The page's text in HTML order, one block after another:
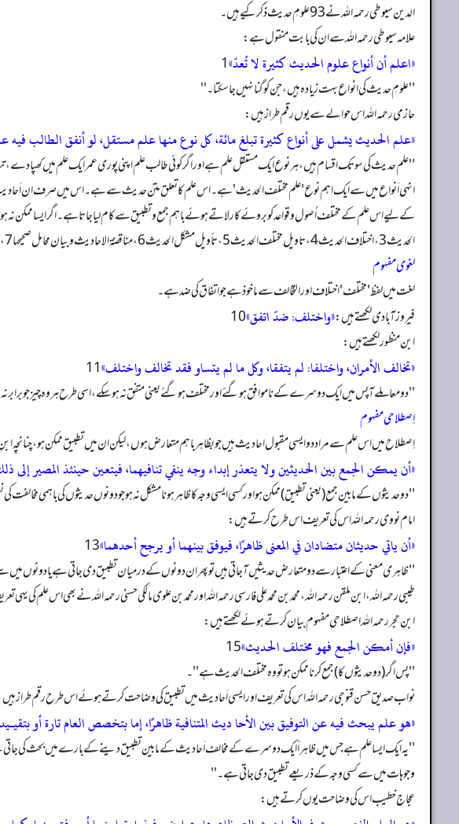
الدین سیوطی رحمہ الله نے 93 علومِ حدیث ذکر کیے ہیں۔
علامہ سیوطی رحمہ الله سے ان کی بابت منقول ہے:
«اعلم أن أنواع علوم الحدیث کثیرة لا تُعدّ»
'' علومِ حدیث کی انواع بہت زیادہ ہیں، جن کو گنانہیں جا سکتا۔ ''
حازمی رحمہ الله اس حوالے سے یوں رقم طراز ہیں:
«علم الحدیث یشمل علی أنواع کثیرة تبلغ مائة، کل نوع منھا علم مستقل، لو أنفق الطالب فیه
'' علم حدیث کی سو تک اقسام ہیں، ہر نوع ایک مستقل علم ہے اور اگر کوئی طالب علم اپنی پوری عمر ایک علم میں کھپا دے،
انہی اَنواع میں سے ایک اہم نوع 'علم مختلف الحدیث' ہے۔ اس علم کا تعلق متن حدیث سے ہے۔ اس میں صرف ان اَحا دیث کو
کے لیے اس علم کے مختلف اُصول و قواعد کو بروئے کار لاتے ہوئے باہم جمع و تطبیق سے کام لیا جاتا ہے۔ اگر ایسا ممکن
الحدیث3، اختلاف الحدیث4، تاویل مختلف الحدیث5، تأویل مشکل الحدیث6، مناقضۃ الاحادیث و بیان محامل صحیحہا7، مشکل الحدیث 8اور تاویل الحدیث9 وغیرہ
لغوی مفہوم
لغت میں لفظ 'مختلف' اختلاف اور التخالف سے ماخوذ ہے جو اتفاق کی ضد ہے۔
فیروز آبا دی لکھتے ہیں:«واختلف: ضدّ اتفق»
ابن منظور لکھتے ہیں:
«تخالف الأمران، واختلفا: لم یتفقا، وکل ما لم یتساو فقد تخالف واختلف»
''دو معاملے آپس میں ایک دوسرے کے ناموافق ہو گئے اور مختلف ہو گئے یعنی متفق نہ ہو سکے، اسی طرح ہر وہ چیز جو برابر
اِصطلاحی مفہوم
اِصطلاح میں اس علم سے مراد دو ایسی مقبول احادیث ہیں جو بظاہر باہم متعارض ہوں، لیکن ان میں تطبیق ممکن ہو، چنانچہ
«أن یمکن الجمع بین الحدیثین ولا یتعذر إبداء وجه ینفي تنافیهما، فیتعین حینئذ المصیر إلی
''دو حدیثوں کے مابین جمع (یعنی تطبیق) ممکن ہو اور کسی ایسی وجہ کا ظاہر ہونا مشکل نہ ہو جو دونوں حدیثوں کی باہمی
امام نووی رحمہ الله اس کی تعریف اس طرح کرتے ہیں:
«أن یاتي حدیثان متضادان في المعنی ظاهرًا، فیوفق بینهما أو یرجح أحدهما»
''ظاہری معنی کے اعتبار سے دو متعارض حدیثیں آ جاتی ہیں تو پھر ان دونوں کے درمیان تطبیق دی جاتی ہے یا دونوں میں
طیبی رحمہ الله، ابن ملقن رحمہ الله، محمد بن محمد علی فارسی رحمہ الله اور محمد بن علوی مالکی حسنی رحمہ الله نے بھی اس علم کی
ابنِ حجر رحمہ الله اصطلاحی مفہوم بیان کرتے ہوئے لکھتے ہیں:
«فإن أمکن الجمع فھو مختلف الحدیث»
''پس اگر (دو حدیثوں کا) جمع کرنا ممکن ہو تو وہ مختلف الحدیث ہے ''۔
نواب صدیق حسن قنوجی رحمہ الله اس کی تعریف اور ایسی اَحا دیث میں تطبیق کی وضاحت کرتے ہوئے اس طرح رقم طراز
«هو علم یبحث فیه عن التوفیق بین الأحا دیث المتنافیة ظاهرًا، إما بتخصص العام تارة أو
''یہ ایک ایسا علم ہے جس میں ظاہراً ایک دوسرے کے مخالف اَحا دیث کے مابین تطبیق دینے کے بارے میں بحث کی جاتی ہے،
وجوہات میں سے کسی وجہ کے ذریعے تطبیق دی جاتی ہے۔ ''
عجاج خطیب اس کی وضاحت یوں کرتے ہیں: